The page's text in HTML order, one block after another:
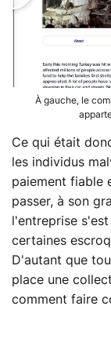
À gauche, le
Ce qui était
les individus
paiement fiable
passer, à son
l'entreprise
certaines
D'autant que
place une
comment faire